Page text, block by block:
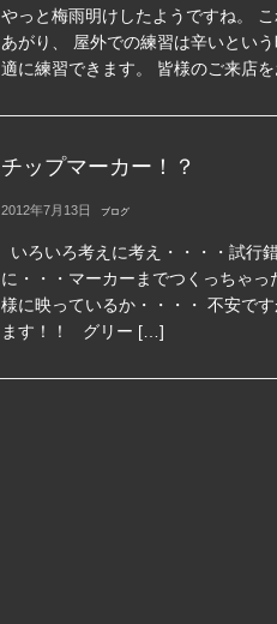
やっと梅雨明けしたようですね。
あがり、 屋外での練習は辛いとい
適に練習できます。 皆様のご来店
チップマーカー！？
2012年7月13日 ブログ
いろいろ考えに考え・・・・試行
に・・・マーカーまでつくっちゃ
様に映っているか・・・・ 不安で
ます！！ グリー […]